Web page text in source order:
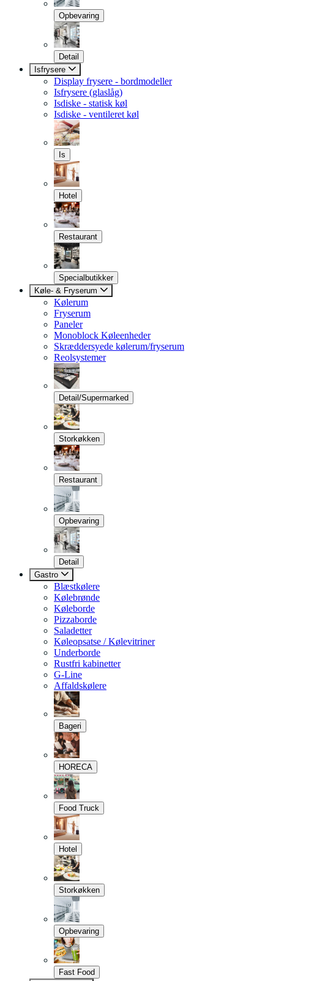
Opbevaring
Detail
Isfrysere
Display frysere - bordmodeller
Isfrysere (glaslåg)
Isdiske - statisk køl
Isdiske - ventileret køl
Is
Hotel
Restaurant
Specialbutikker
Køle- & Fryserum
Kølerum
Fryserum
Paneler
Monoblock Køleenheder
Skræddersyede kølerum/fryserum
Reolsystemer
Detail/Supermarked
Storkøkken
Restaurant
Opbevaring
Detail
Gastro
Blæstkølere
Kølebrønde
Køleborde
Pizzaborde
Saladetter
Køleopsatse / Kølevitriner
Underborde
Rustfri kabinetter
G-Line
Affaldskølere
Bageri
HORECA
Food Truck
Hotel
Storkøkken
Opbevaring
Fast Food